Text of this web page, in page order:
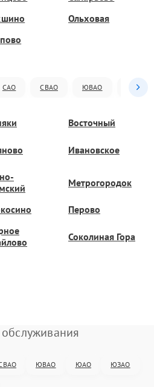
Ольховая
САО СВАО ЮВАО ЮАО
Восточный
Ивановское
Метрогородок
Перово
Соколиная Гора
ЮВАО ЮАО ЮЗАО